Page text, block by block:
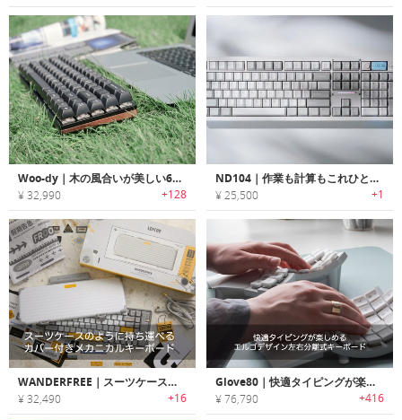
Woo-dy｜木の風合いが美しい67キーワイヤレスメカニカルキーボード「ウディ」
¥ 32,990 +128
ND104｜作業も計算もこれひとつでこなす104キーコントロールノブ付きキーボード
¥ 25,500 +1
WANDERFREE｜スーツケースのように持ち運べるカバー付きメカニカルキーボード「ワンダーフリー」
¥ 32,490 +16
Glove80｜快適タイピングが楽しめるエルゴデザイン左右分離式キーボード「グローブ80」
¥ 76,790 +416